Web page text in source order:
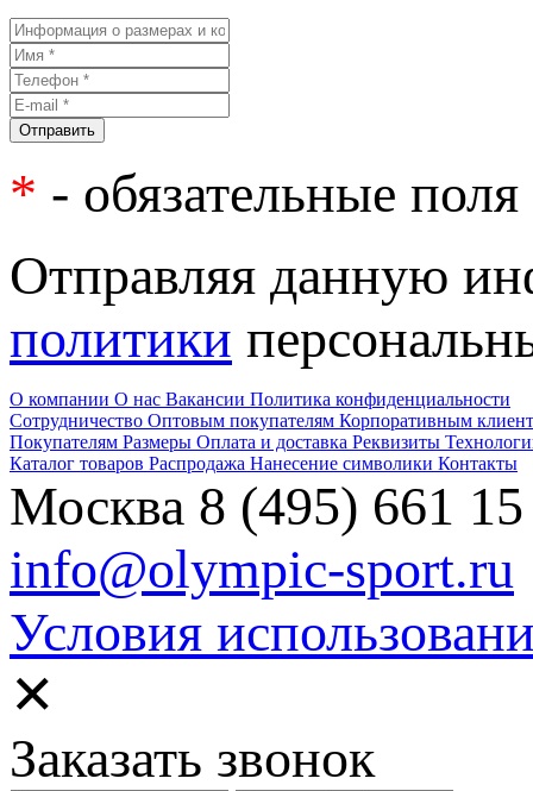
* - обязательные поля
Отправляя данную
политики
О компании О нас Вакансии Политика конфиденциальности
Сотрудничество Оптовым покупателям Корпоративным
Покупателям Размеры Оплата и доставка Реквизиты
Каталог товаров Распродажа Нанесение символики Контакты
Москва 8 (495) 661
info@olympic-sport.ru
Условия
✕
Заказать звонок